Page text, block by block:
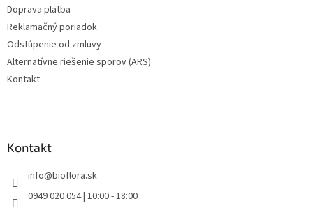
Doprava platba
Reklamačný poriadok
Odstúpenie od zmluvy
Alternatívne riešenie sporov (ARS)
Kontakt
Kontakt
info@bioflora.sk
0949 020 054 | 10:00 - 18:00